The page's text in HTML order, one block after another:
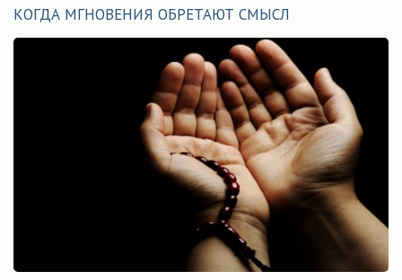
КОГДА МГНОВЕНИЯ ОБРЕТАЮТ СМЫСЛ